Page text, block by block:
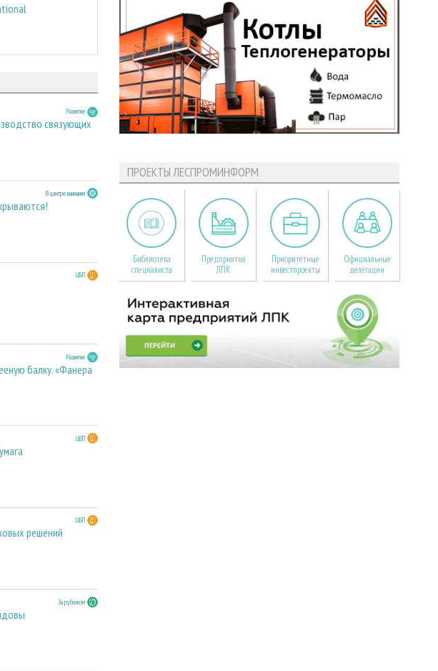
Развитие
связующих
В центре внимания
ЦБП
Развитие
балку. «Фанера
ЦБП
ЦБП
решений
За рубежом
ПРОЕКТЫ ЛЕСПРОМИНФОРМ
Библиотека
специалиста
Предприятия
ЛПК
Приоритетные
инвестпроекты
Официальные
делегации